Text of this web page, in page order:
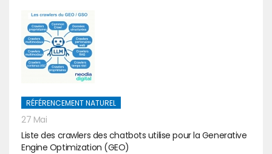
RÉFÉRENCEMENT NATUREL
27 Mai
Liste des crawlers des chatbots utilise pour la Generative
Engine Optimization (GEO)